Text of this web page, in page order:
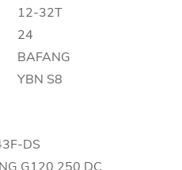
12-32T
24
BAFANG
YBN S8
DS